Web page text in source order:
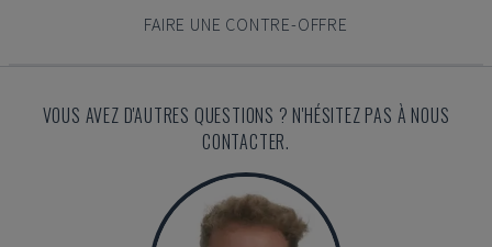
FAIRE UNE CONTRE-OFFRE
VOUS AVEZ D'AUTRES QUESTIONS ? N'HÉSITEZ PAS À NOUS
CONTACTER.